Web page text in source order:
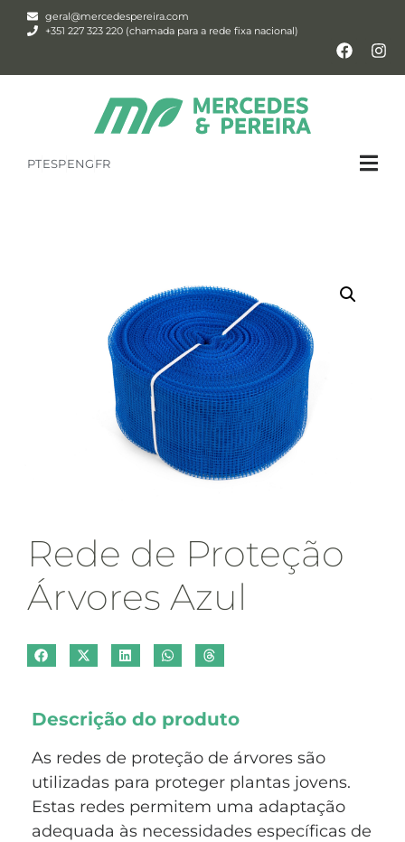
geral@mercedespereira.com
+351 227 323 220 (chamada para a rede fixa nacional)
PTESPENGFR
Rede de Proteção
Árvores Azul
Descrição do produto
As redes de proteção de árvores são
utilizadas para proteger plantas jovens.
Estas redes permitem uma adaptação
adequada às necessidades específicas de